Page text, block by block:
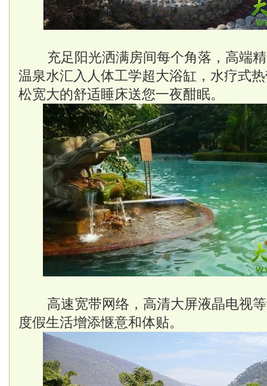
充足阳光洒满房间每个角落，高端
温泉水汇入人体工学超大浴缸，水疗式
松宽大的舒适睡床送您一夜酣眠。
高速宽带网络，高清大屏液晶电视
度假生活增添惬意和体贴。